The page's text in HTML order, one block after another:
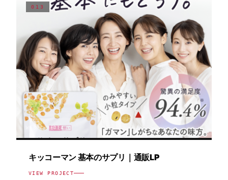
013
WEB / MEDIA
キッコーマン 基本のサプリ｜通販LP
VIEW PROJECT